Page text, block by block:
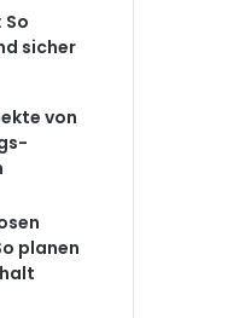
sicher
von
planen